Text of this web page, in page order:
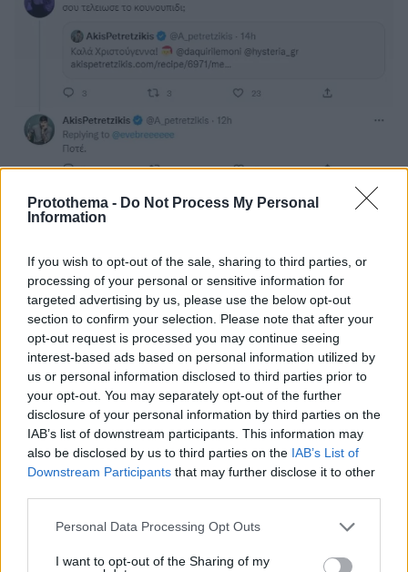
Protothema - Do Not Process My Personal
Information
If you wish to opt-out of the sale, sharing to third parties, or
processing of your personal or sensitive information for
targeted advertising by us, please use the below opt-out
section to confirm your selection. Please note that after your
opt-out request is processed you may continue seeing
interest-based ads based on personal information utilized by
us or personal information disclosed to third parties prior to
your opt-out. You may separately opt-out of the further
disclosure of your personal information by third parties on the
IAB’s list of downstream participants. This information may
also be disclosed by us to third parties on the IAB’s List of
Downstream Participants that may further disclose it to other
Please note that this website/app uses one or more Google
not limited to your visit or usage behaviour. You may click to
Personal Data Processing Opt Outs
I want to opt-out of the Sharing of my